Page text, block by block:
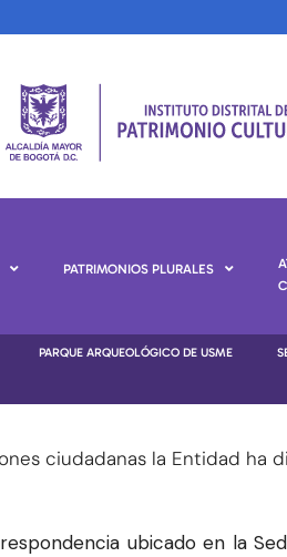
PATRIMONIOS PLURALES
PARQUE ARQUEOLÓGICO DE USME
ciudadanas la Entidad ha
ubicado en la